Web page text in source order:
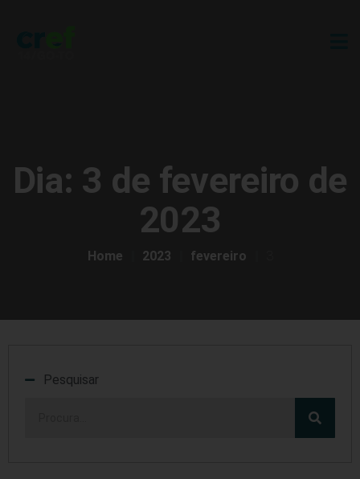
Dia: 3 de fevereiro de
2023
Home 2023 fevereiro
Pesquisar